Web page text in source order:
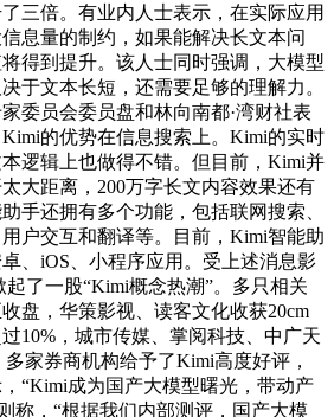
三倍。有业内人士表示，在实际应用
息量的制约，如果能解决长文本问
得到提升。该人士同时强调，大模型
于文本长短，还需要足够的理解力。
委员会委员盘和林向南都·湾财社表
的优势在信息搜索上。Kimi的实时
逻辑上也做得不错。但目前，Kimi并
大距离，200万字长文内容效果还有
手还拥有多个功能，包括联网搜索、
户交互和翻译等。目前，Kimi智能助
、iOS、小程序应用。受上述消息影
了一股“Kimi概念热潮”。多只相关
盘，华策影视、读客文化收获20cm
10%，城市传媒、掌阅科技、中广天
家券商机构给予了Kimi高度好评，
“Kimi成为国产大模型曙光，带动产
称，“根据我们内部测评，国产大模